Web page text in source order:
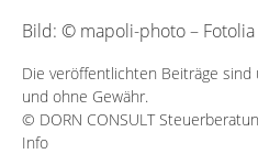
Bild: © mapoli-photo – Fotolia
Die veröffentlichten Beiträge
und ohne Gewähr.
© DORN CONSULT
Info